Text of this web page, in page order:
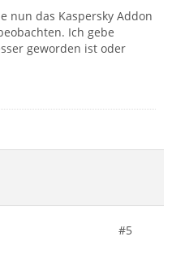
nun das Kaspersky Addon
Ich gebe
geworden ist oder
#5